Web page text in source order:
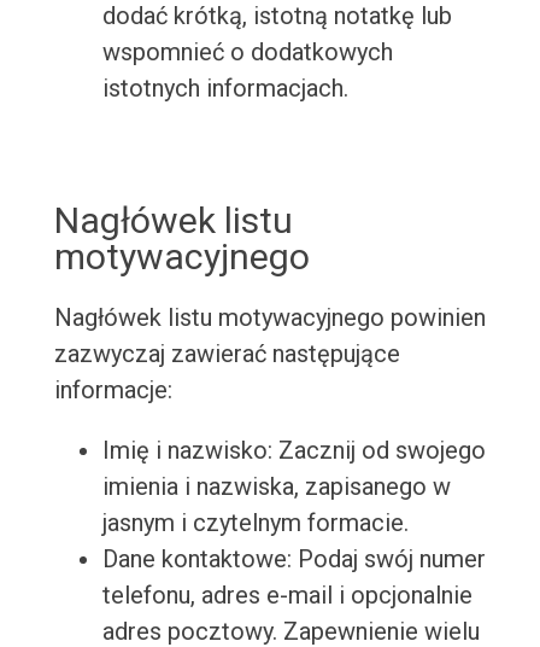
dodać krótką, istotną notatkę lub
wspomnieć o dodatkowych
istotnych informacjach.
Nagłówek listu
motywacyjnego
Nagłówek listu motywacyjnego powinien
zazwyczaj zawierać następujące
informacje:
Imię i nazwisko: Zacznij od swojego
imienia i nazwiska, zapisanego w
jasnym i czytelnym formacie.
Dane kontaktowe: Podaj swój numer
telefonu, adres e-mail i opcjonalnie
adres pocztowy. Zapewnienie wielu